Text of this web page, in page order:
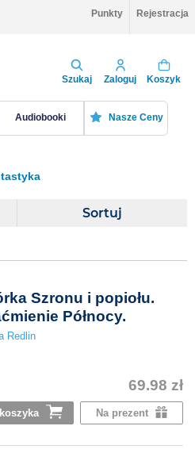
Punkty Rejestracja
Szukaj Zaloguj Koszyk
Audiobooki Nasze Ceny
Sortuj
Szronu i popiołu.
Północy.
Redlin
69.98 zł
Na prezent